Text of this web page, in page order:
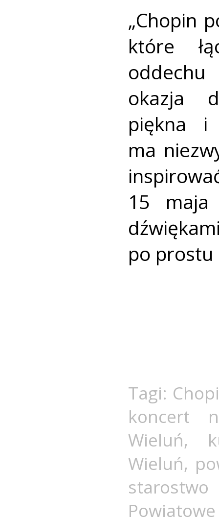
„Chopin
które
okazja
piękna i
ma
15 maja
po prostu
Tagi:
koncert
Wieluń,
Wieluń,